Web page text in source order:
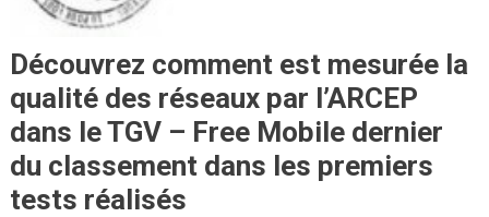
Découvrez comment est mesurée la
qualité des réseaux par l’ARCEP
dans le TGV – Free Mobile dernier
du classement dans les premiers
tests réalisés